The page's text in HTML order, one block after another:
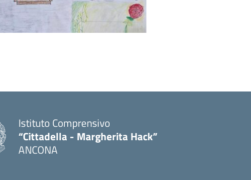
Istituto Comprensivo
“Cittadella - Margherita Hack”
ANCONA